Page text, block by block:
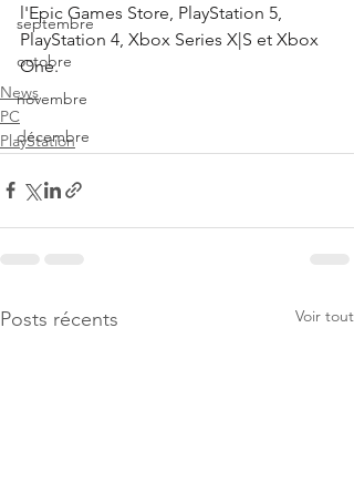
septembre
octobre
novembre
décembre
l'Epic Games Store, PlayStation 5,
PlayStation 4, Xbox Series X|S et Xbox
One.
News
PC
PlayStation
Posts récents Voir tout